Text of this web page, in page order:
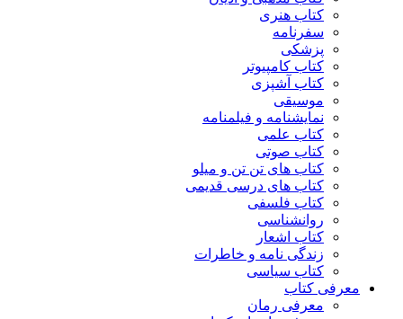
کتاب هنری
سفرنامه
پزشکی
کتاب کامپیوتر
کتاب آشپزی
موسیقی
نمایشنامه و فیلمنامه
کتاب علمی
کتاب صوتی
کتاب های تن تن و میلو
کتاب های درسی قدیمی
کتاب فلسفی
روانشناسی
کتاب اشعار
زندگی نامه و خاطرات
کتاب سیاسی
معرفی کتاب
معرفی رمان